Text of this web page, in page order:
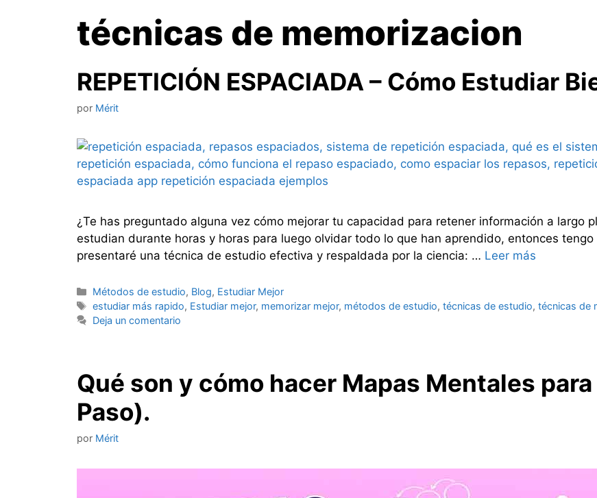
técnicas de memorizacion
REPETICIÓN ESPACIADA – Cómo Estudiar
por Mérit
¿Te has preguntado alguna vez cómo mejorar tu capacidad para retener información a largo
estudian durante horas y horas para luego olvidar todo lo que han aprendido, entonces
presentaré una técnica de estudio efectiva y respaldada por la ciencia: … Leer más
Categorías
Métodos de estudio, Blog, Estudiar Mejor
Etiquetas
estudiar más rapido, Estudiar mejor, memorizar mejor, métodos de estudio,técnicas de estudio,técnicas de
Deja un comentario
Qué son y cómo hacer Mapas Mentales
Paso).
por Mérit